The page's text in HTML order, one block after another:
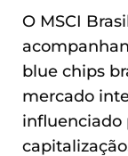
O MSCI
blue chips
mercado
influenciado